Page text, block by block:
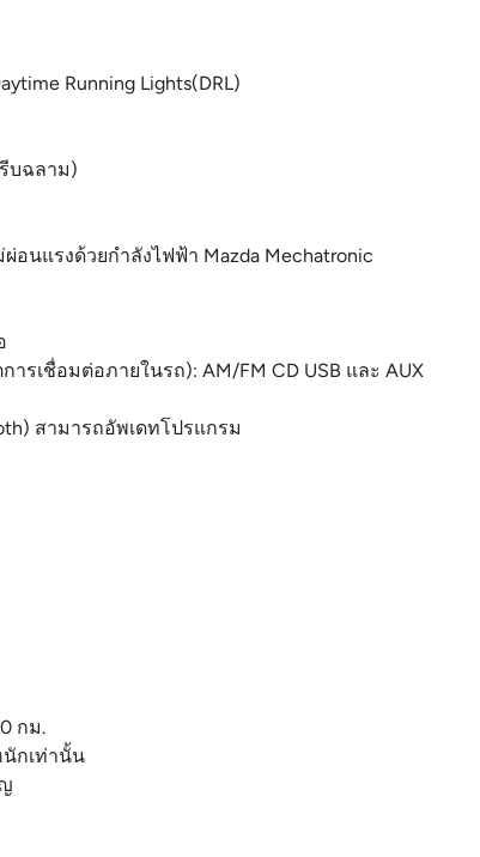
Running Lights(DRL)
บฉลาม)
อนแรงด้วยกำลังไฟฟ้า Mazda Mechatronic
รเชื่อมต่อภายในรถ): AM/FM CD USB และ AUX
สามารถอัพเดทโปรแกรม
กม.
นักเท่านั้น